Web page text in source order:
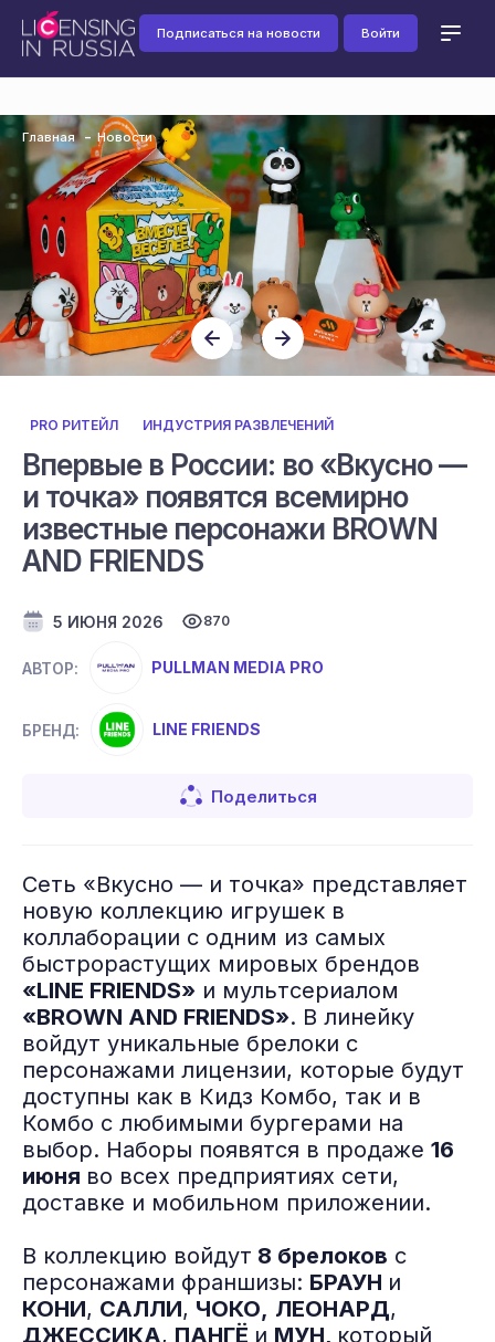
Подписаться на новости Войти
Главная Новости
PRO РИТЕЙЛ ИНДУСТРИЯ РАЗВЛЕЧЕНИЙ
Впервые в России: во «Вкусно —
и точка» появятся всемирно
известные персонажи BROWN
AND FRIENDS
5 ИЮНЯ 2026 870
АВТОР: PULLMAN MEDIA PRO
БРЕНД: LINE FRIENDS
Поделиться
Сеть «Вкусно — и точка» представляет
новую коллекцию игрушек в
коллаборации с одним из самых
быстрорастущих мировых брендов
«LINE FRIENDS» и мультсериалом
«BROWN AND FRIENDS». В линейку
войдут уникальные брелоки с
персонажами лицензии, которые будут
доступны как в Кидз Комбо, так и в
Комбо с любимыми бургерами на
выбор. Наборы появятся в продаже 16
июня во всех предприятиях сети,
доставке и мобильном приложении.
В коллекцию войдут 8 брелоков с
персонажами франшизы: БРАУН и
КОНИ, САЛЛИ, ЧОКО, ЛЕОНАРД,
ДЖЕССИКА, ПАНГЁ и МУН, который